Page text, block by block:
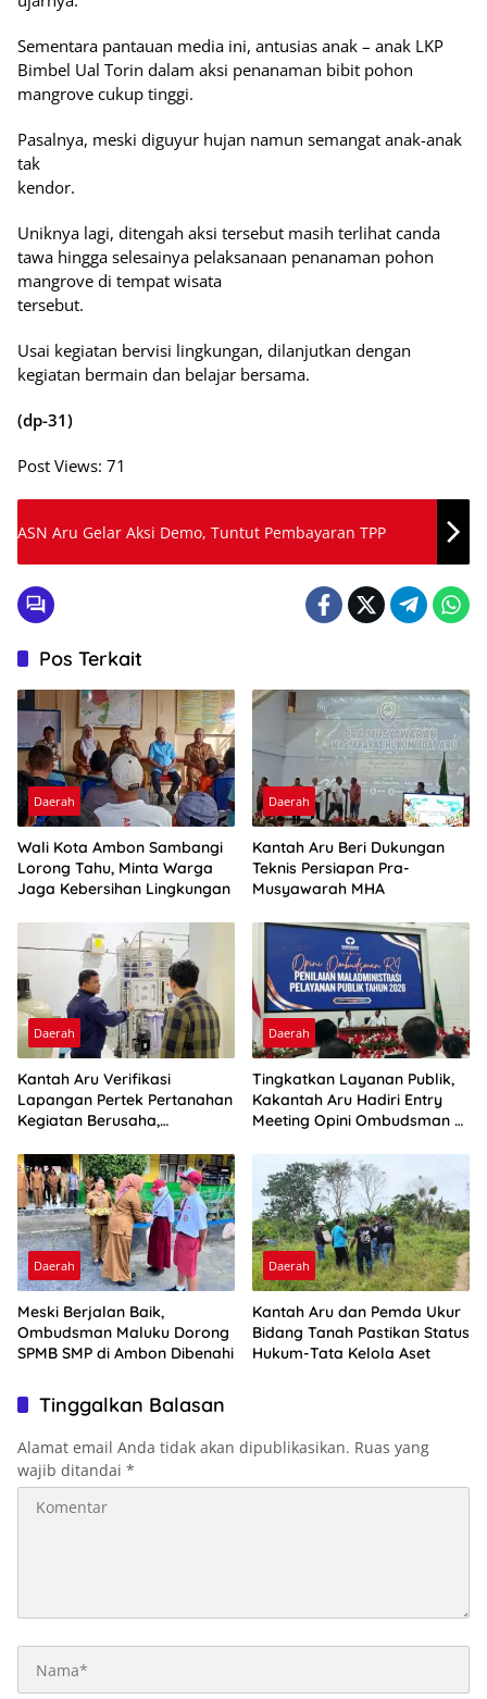
Sementara pantauan media ini, antusias anak – anak LKP
Bimbel Ual Torin dalam aksi penanaman bibit pohon
mangrove cukup tinggi.
Pasalnya, meski diguyur hujan namun semangat anak-anak
tak
kendor.
Uniknya lagi, ditengah aksi tersebut masih terlihat canda
tawa hingga selesainya pelaksanaan penanaman pohon
mangrove di tempat wisata
tersebut.
Usai kegiatan bervisi lingkungan, dilanjutkan dengan
kegiatan bermain dan belajar bersama.
(dp-31)
Post Views: 71
ASN Aru Gelar Aksi Demo, Tuntut Pembayaran TPP
Pos Terkait
Daerah
Wali Kota Ambon Sambangi
Lorong Tahu, Minta Warga
Jaga Kebersihan Lingkungan
Daerah
Kantah Aru Beri Dukungan
Teknis Persiapan Pra-
Musyawarah MHA
Daerah
Kantah Aru Verifikasi
Lapangan Pertek Pertanahan
Kegiatan Berusaha,
Daerah
Tingkatkan Layanan Publik,
Kakantah Aru Hadiri Entry
Meeting Opini Ombudsman RI
Daerah
Meski Berjalan Baik,
Ombudsman Maluku Dorong
SPMB SMP di Ambon Dibenahi
Daerah
Kantah Aru dan Pemda Ukur
Bidang Tanah Pastikan Status
Hukum-Tata Kelola Aset
Tinggalkan Balasan
Alamat email Anda tidak akan dipublikasikan. Ruas yang
wajib ditandai *